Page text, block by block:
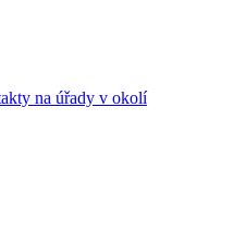
na úřady v okolí